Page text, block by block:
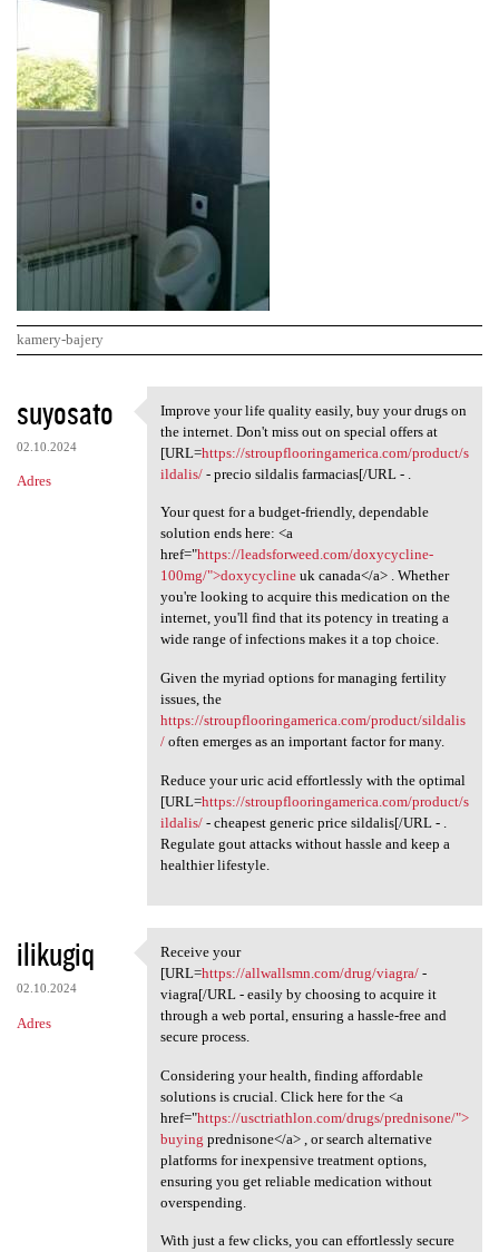
kamery-bajery
K
o
m
e
suyosato
02.10.2024
Adres
Improve your life quality
Improve your life quality easily, buy your drugs on
the internet. Don't miss out on special offers at
[URL=https://stroupflooringamerica.com/product/s
ildalis/- precio sildalis farmacias[/URL - .
Your quest for a budget-friendly, dependable
solution ends here: <a
href="https://leadsforweed.com/doxycycline-
100mg/">doxycyclineuk canada</a> . Whether
you're looking to acquire this medication on the
internet, you'll find that its potency in treating a
wide range of infections makes it a top choice.
Given the myriad options for managing fertility
issues, the
https://stroupflooringamerica.com/product/sildalis
/often emerges as an important factor for many.
Reduce your uric acid effortlessly with the optimal
[URL=https://stroupflooringamerica.com/product/s
ildalis/- cheapest generic price sildalis[/URL - .
Regulate gout attacks without hassle and keep a
healthier lifestyle.
ilikugiq
02.10.2024
Adres
Receive your [URL=https:/
Receive your
[URL=https://allwallsmn.com/drug/viagra/-
viagra[/URL - easily by choosing to acquire it
through a web portal, ensuring a hassle-free and
secure process.
Considering your health, finding affordable
solutions is crucial. Click here for the <a
href="https://usctriathlon.com/drugs/prednisone/">
buying prednisone</a> , or search alternative
platforms for inexpensive treatment options,
ensuring you get reliable medication without
overspending.
With just a few clicks, you can effortlessly secure